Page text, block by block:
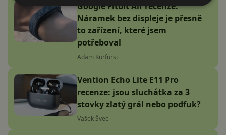
Google Fitbit Air recenze:
Náramek bez displeje je přesně
to zařízení, které jsem
potřeboval
Adam Kurfürst
Vention Echo Lite E11 Pro
recenze: jsou sluchátka za 3
stovky zlatý grál nebo podfuk?
Vašek Švec